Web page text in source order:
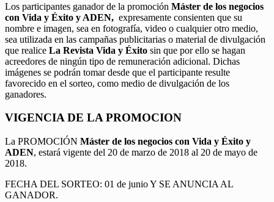
Los participantes ganador de la promoción Máster de los negocios
con Vida y Éxito y ADEN, expresamente consienten que su
nombre e imagen, sea en fotografía, video o cualquier otro medio,
sea utilizada en las campañas publicitarias o material de divulgación
que realice La Revista Vida y Éxito sin que por ello se hagan
acreedores de ningún tipo de remuneración adicional. Dichas
imágenes se podrán tomar desde que el participante resulte
favorecido en el sorteo, como medio de divulgación de los
ganadores.
VIGENCIA DE LA PROMOCION
La PROMOCIÓN Máster de los negocios con Vida y Éxito y
ADEN, estará vigente del 20 de marzo de 2018 al 20 de mayo de
2018.
FECHA DEL SORTEO: 01 de junio Y SE ANUNCIA AL
GANADOR.